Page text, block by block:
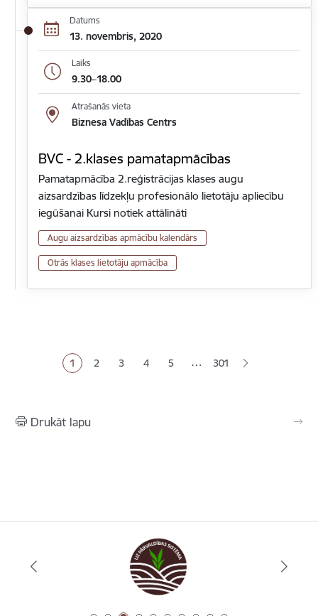
Datums
13. novembris, 2020
Laiks
9.30–18.00
Atrašanās vieta
Biznesa Vadības Centrs
BVC - 2.klases pamatapmācības
Pamatapmācība 2.reģistrācijas klases augu
aizsardzības līdzekļu profesionālo lietotāju apliecību
iegūšanai Kursi notiek attālināti
Augu aizsardzības apmācību kalendārs
Otrās klases lietotāju apmācība
Pašreizējā lapa
1 Lapa
2 Lapa
3 Lapa
4 Lapa
5 … 301
Drukāt lapu